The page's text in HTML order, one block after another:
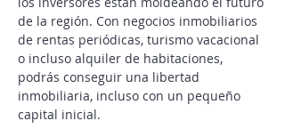
Adéntrate en el mundo de las
inversiones en Alicante y descubre cómo
los inversores están moldeando el futuro
de la región.Con negocios inmobiliarios
de rentas periódicas, turismo vacacional
o incluso alquiler de habitaciones,
podrás conseguir una libertad